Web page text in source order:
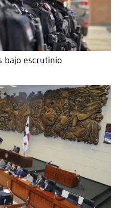
bajo escrutinio